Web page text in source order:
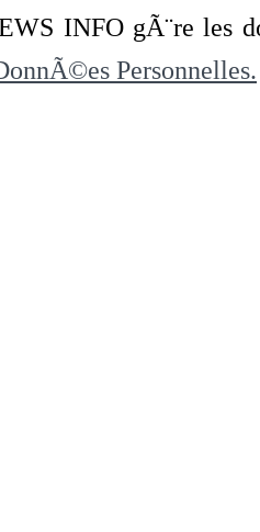
INFO gÃ¨re les
Personnelles.